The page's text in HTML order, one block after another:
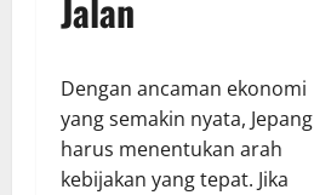
Jalan
Dengan ancaman ekonomi
yang semakin nyata, Jepang
harus menentukan arah
kebijakan yang tepat. Jika